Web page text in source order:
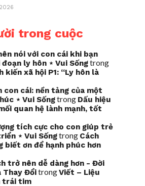
trong cuộc
nói với con cái khi bạn
ly hôn ⋆ Vui Sốngtrong
kiến xã hội P1: “Ly hôn là
con cái: nền tảng của một
⋆ Vui Sốngtrong Dấu hiệu
quan hệ lành mạnh, tốt
tích cực cho con giúp trẻ
⋆ Vui Sốngtrong Cách
biết ơn để hạnh phúc hơn
trở nên dễ dàng hơn - Đời
Thay ĐổitrongViết – Liệu
trái tim